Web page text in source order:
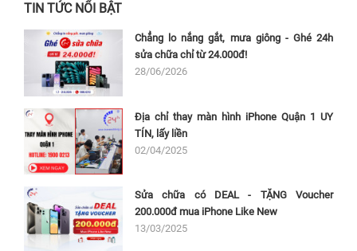
TIN TỨC NỔI BẬT
Chẳng lo nắng gắt, mưa giông - Ghé 24h
sửa chữa chỉ từ 24.000đ!
28/06/2026
Địa chỉ thay màn hình iPhone Quận 1 UY
TÍN, lấy liền
02/04/2025
Sửa chữa có DEAL - TẶNG Voucher
200.000đ mua iPhone Like New
13/03/2025